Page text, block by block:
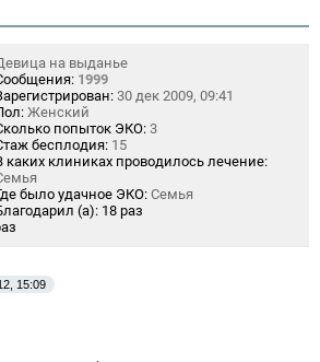
на выданье
1999
30 дек 2009, 09:41
Женский
попыток ЭКО: 3
бесплодия: 15
каких клиниках проводилось лечение:
было удачное ЭКО: Семья
(а): 18 раз
15:09